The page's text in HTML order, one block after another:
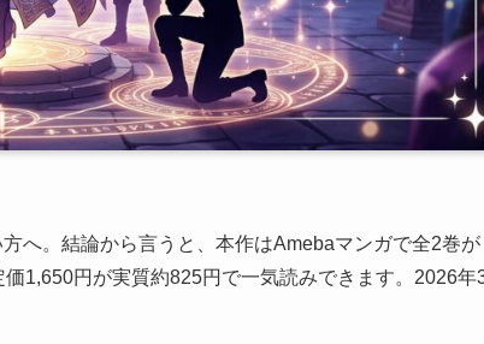
へ。結論から言うと、本作はAmebaマンガで全2巻が
1,650円が実質約825円で一気読みできます。2026年